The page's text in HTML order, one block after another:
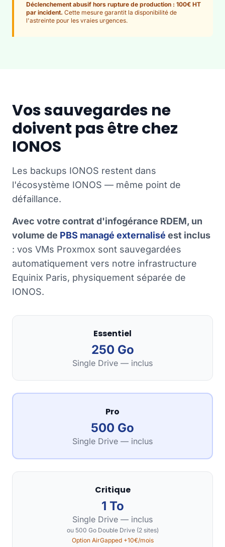
Déclenchement abusif hors rupture de production : 100€ HT
par incident. Cette mesure garantit la disponibilité de
l'astreinte pour les vraies urgences.
Vos sauvegardes ne
doivent pas être chez
IONOS
Les backups IONOS restent dans
l'écosystème IONOS — même point de
défaillance.
Avec votre contrat d'infogérance RDEM, un
volume de PBS managé externalisé est inclus
: vos VMs Proxmox sont sauvegardées
automatiquement vers notre infrastructure
Equinix Paris, physiquement séparée de
IONOS.
Essentiel
250 Go
Single Drive — inclus
Pro
500 Go
Single Drive — inclus
Critique
1 To
Single Drive — inclus
ou 500 Go Double Drive (2 sites)
Option AirGapped +10€/mois